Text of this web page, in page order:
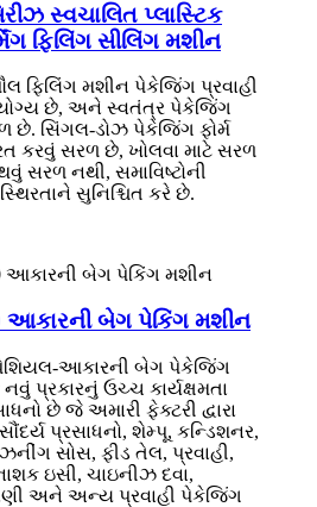
સ્વચાલિત પ્લાસ્ટિક
ફિલિંગ સીલિંગ મશીન
ફિલિંગ મશીન પેકેજિંગ પ્રવાહી
છે, અને સ્વતંત્ર પેકેજિંગ
છે. સિંગલ-ડોઝ પેકેજિંગ ફોર્મ
કરવું સરળ છે, ખોલવા માટે સરળ
સરળ નથી, સમાવિષ્ટોની
સુનિશ્ચિત કરે છે.
આકારની બેગ પેકિંગ મશીન
આકારની બેગ પેકેજિંગ
પ્રકારનું ઉચ્ચ કાર્યક્ષમતા
છે જે અમારી ફેક્ટરી દ્વારા
પ્રસાધનો, શેમ્પૂ, કન્ડિશનર,
સોસ, ફીડ તેલ, પ્રવાહી,
ઇસી, ચાઇનીઝ દવા,
અને અન્ય પ્રવાહી પેકેજિંગ